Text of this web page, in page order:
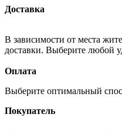
Доставка
В зависимости от места
доставки. Выберите любой
Оплата
Выберите оптимальный
Покупатель